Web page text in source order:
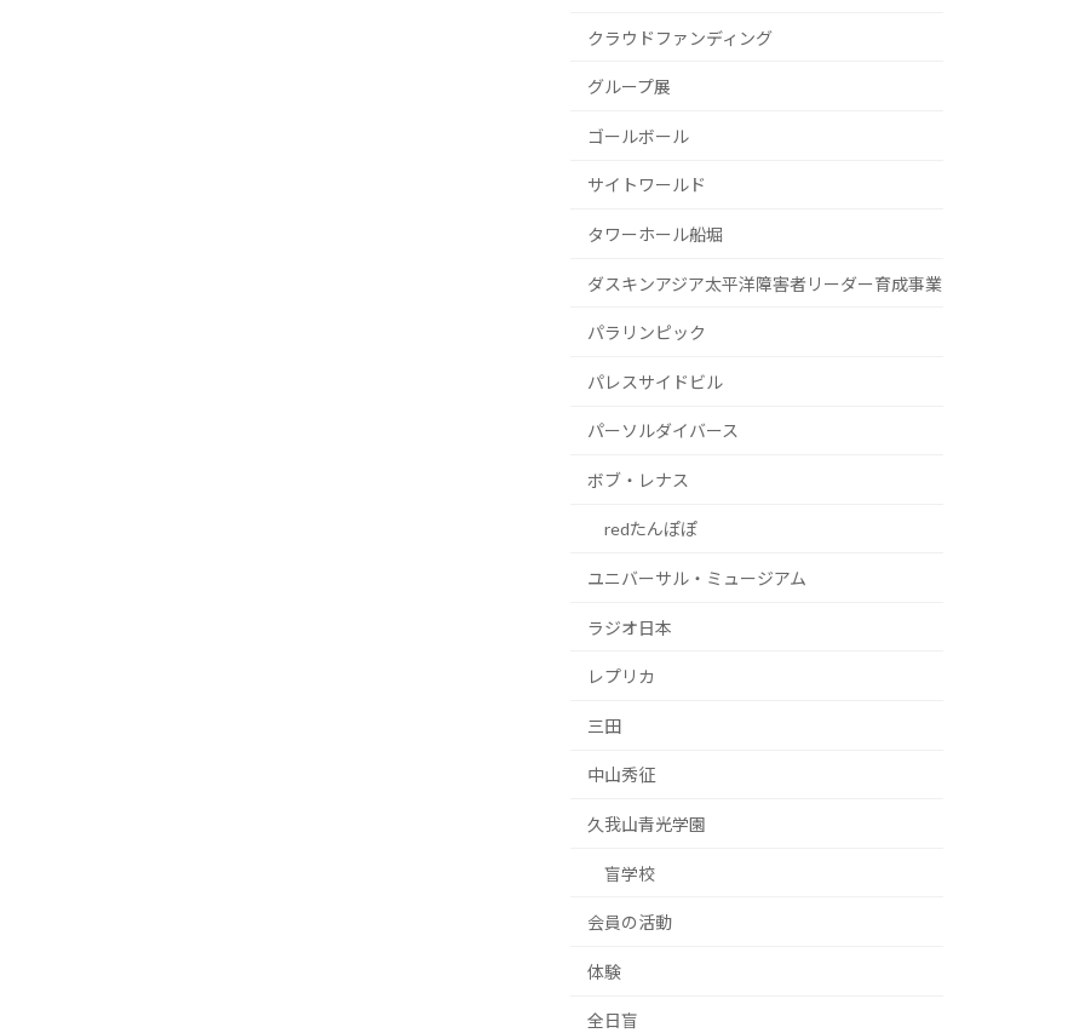
クラウドファンディング
グループ展
ゴールボール
サイトワールド
タワーホール船堀
ダスキンアジア太平洋障害者リーダー育成事業
パラリンピック
パレスサイドビル
パーソルダイバース
ボブ・レナス
redたんぽぽ
ユニバーサル・ミュージアム
ラジオ日本
レプリカ
三田
中山秀征
久我山青光学園
盲学校
会員の活動
体験
全日盲